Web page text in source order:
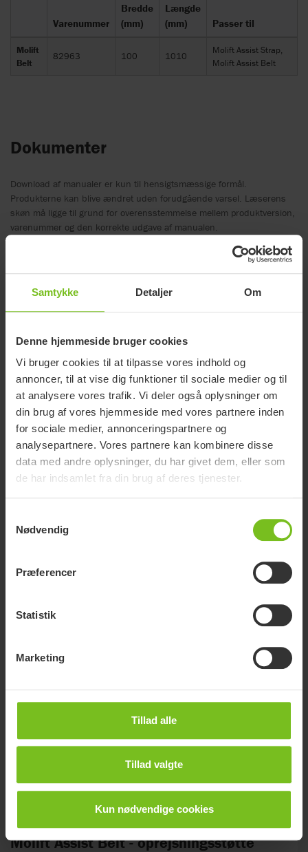
Samtykke Detaljer Om
Denne hjemmeside bruger cookies
Vi bruger cookies til at tilpasse vores indhold og
annoncer, til at vise dig funktioner til sociale medier og til
at analysere vores trafik. Vi deler også oplysninger om
din brug af vores hjemmeside med vores partnere inden
for sociale medier, annonceringspartnere og
analysepartnere. Vores partnere kan kombinere disse
data med andre oplysninger, du har givet dem, eller som
de har indsamlet fra din brug af deres tjenester.
Nødvendig
Præferencer
Statistik
Marketing
Tillad alle
Tillad valgte
Kun nødvendige cookies
Varenummer
Bredde
(mm)
Længde
(mm)
Passer til
Molift
Belt
82963 100 1010
Molift Assist Strap,
Molift Assist Belt
Dokumenter
Download af manualer er kun til hensigtsmæssige formål.
Produkterne kan blive ændret uden forudgående varsel. Læserens
skøn må ligge til grund for overensstemmelse mellem produktversion,
varenummer og den korrekte udgave af manualen.
Brugermanual
Molift Assist, User Manual
EC Declaration of conformity
Declaration of conformity Sit-to-stand
accessories
Molift Assist Belt - oprejsningsstøtte